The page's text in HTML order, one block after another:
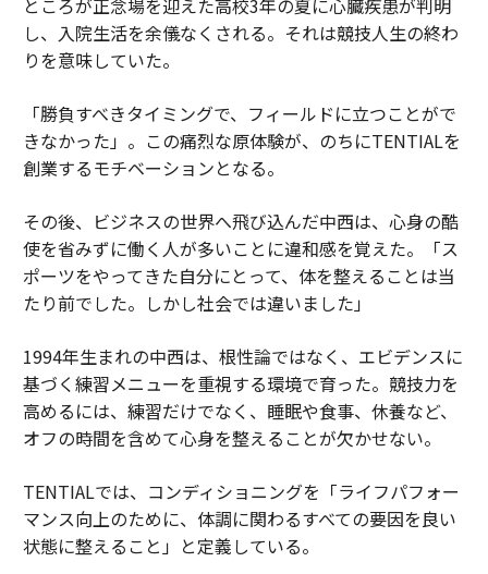
ところが正念場を迎えた高校3年の夏に心臓疾患が判明
し、入院生活を余儀なくされる。それは競技人生の終わ
りを意味していた。
「勝負すべきタイミングで、フィールドに立つことがで
きなかった」。この痛烈な原体験が、のちにTENTIALを
創業するモチベーションとなる。
その後、ビジネスの世界へ飛び込んだ中西は、心身の酷
使を省みずに働く人が多いことに違和感を覚えた。「ス
ポーツをやってきた自分にとって、体を整えることは当
たり前でした。しかし社会では違いました」
1994年生まれの中西は、根性論ではなく、エビデンスに
基づく練習メニューを重視する環境で育った。競技力を
高めるには、練習だけでなく、睡眠や食事、休養など、
オフの時間を含めて心身を整えることが欠かせない。
TENTIALでは、コンディショニングを「ライフパフォー
マンス向上のために、体調に関わるすべての要因を良い
状態に整えること」と定義している。